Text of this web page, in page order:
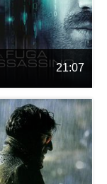
21:07